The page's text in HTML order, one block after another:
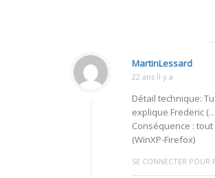
MartinLessard
22 ans Il y a
Détail technique:
explique Frederic
Conséquence :
(WinXP-Firefox)
SE CONNECTER POUR